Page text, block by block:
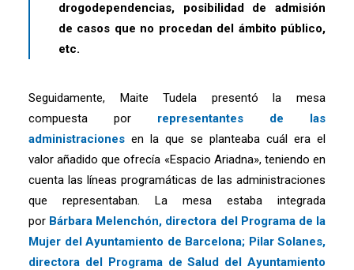
drogodependencias, posibilidad de admisión
de casos que no procedan del ámbito público,
etc.
Seguidamente, Maite Tudela presentó la mesa
compuesta por representantes de las
administraciones en la que se planteaba cuál era el
valor añadido que ofrecía «Espacio Ariadna», teniendo en
cuenta las líneas programáticas de las administraciones
que representaban. La mesa estaba integrada
por Bárbara Melenchón, directora del Programa de la
Mujer del Ayuntamiento de Barcelona; Pilar Solanes,
directora del Programa de Salud del Ayuntamiento